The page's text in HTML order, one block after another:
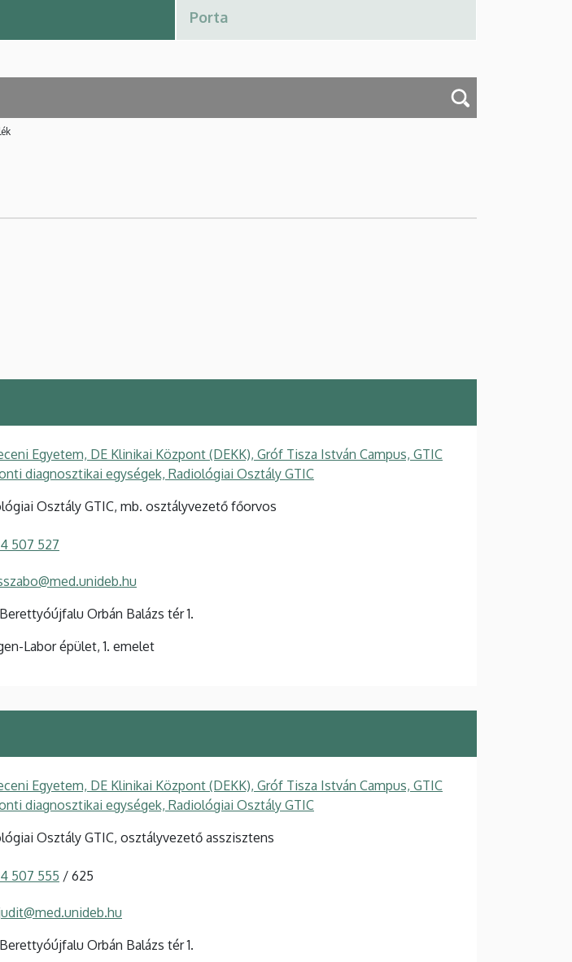
Egyetem, DE Klinikai Központ (DEKK), Gróf Tisza István Campus, GTIC
diagnosztikai egységek, Radiológiai Osztály GTIC
Osztály GTIC, mb. osztályvezető főorvos
507 527
Orbán Balázs tér 1.
Labor épület, 1. emelet
Egyetem, DE Klinikai Központ (DEKK), Gróf Tisza István Campus, GTIC
diagnosztikai egységek, Radiológiai Osztály GTIC
Osztály GTIC, osztályvezető asszisztens
507 555 / 625
Orbán Balázs tér 1.